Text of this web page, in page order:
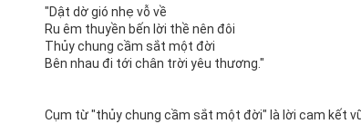
"Dật dờ gió nhẹ vỗ về
Ru êm thuyền bến lời thề nên đôi
Thủy chung cầm sắt một đời
Bên nhau đi tới chân trời yêu thương."
Cụm từ "thủy chung cầm sắt một đời" là lời cam kết